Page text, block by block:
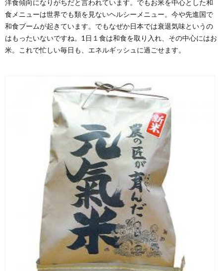
洋食傾向になりがちだと言われています。でもお米を中心とした和
食メニューは世界でも類を見ないヘルシーメニュー。今や先進国で
和食ブームが起きています。でもなぜか日本では衰退気味というの
はもったいないですね。1日１食は和食を取り入れ、その中心にはお
米。これで忙しい毎日も、エネルギッシュに過ごせます。